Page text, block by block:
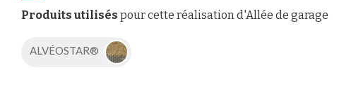
Produits utilisés pour cette réalisation d'Allée de garage
ALVÉOSTAR®